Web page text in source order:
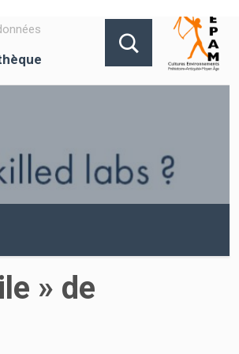
» de